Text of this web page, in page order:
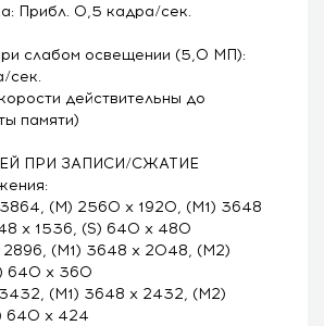
Прибл. 0,5 кадра/сек.
слабом освещении (5,0 МП):
сек.
действительны до
памяти)
ПРИ ЗАПИСИ/СЖАТИЕ
(M) 2560 x 1920, (M1) 3648
x 1536, (S) 640 x 480
2896, (M1) 3648 x 2048, (M2)
640 x 360
(M1) 3648 x 2432, (M2)
640 x 424